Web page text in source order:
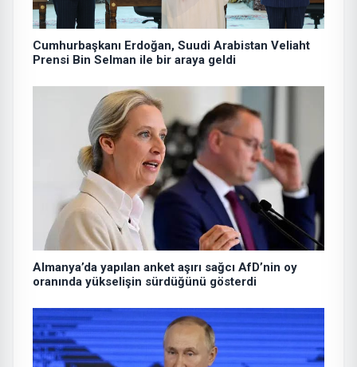
Cumhurbaşkanı Erdoğan, Suudi Arabistan Veliaht
Prensi Bin Selman ile bir araya geldi
Almanya’da yapılan anket aşırı sağcı AfD’nin oy
oranında yükselişin sürdüğünü gösterdi